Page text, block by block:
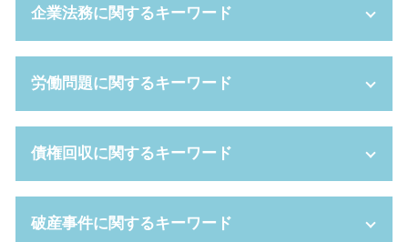
養育費 相場
養育費 決め方
離婚協議書 公正証書
離婚 種類
離婚後 手続き
dv 離婚 慰謝料
離婚 親権 手続き
スピード 離婚
成年後見 とは
限定承認 デメリット
限定 承認
相続人 範囲
任意後見 とは
相続 順位
成年後見人 なれる人
企業法務に関するキーワード
管理監督者
セクハラ 訴えるには
パワハラ 対策
吸収合併 手続き
企業 法務
労働問題に関するキーワード
労働審判 申立書
労働 訴訟
労働 紛争
債権回収に関するキーワード
債権 回収 とは
破産事件に関するキーワード